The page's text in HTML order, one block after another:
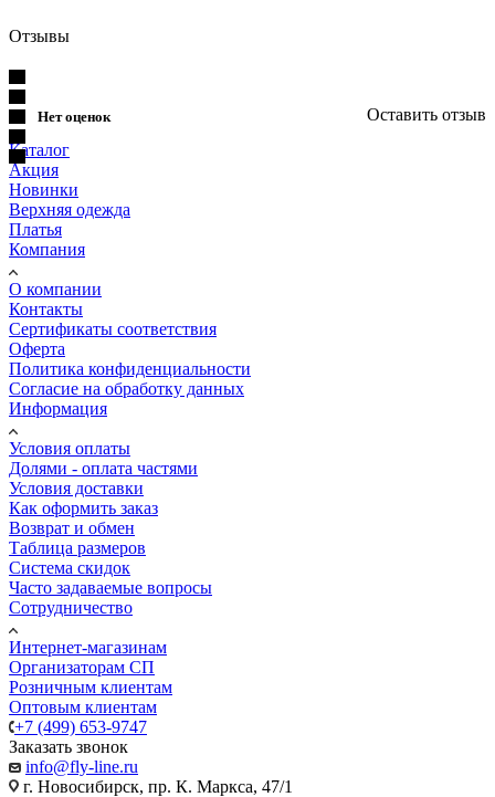
Отзывы
Нет оценок
Оставить отзыв
Каталог
Акция
Новинки
Верхняя одежда
Платья
Компания
О компании
Контакты
Сертификаты соответствия
Оферта
Политика конфиденциальности
Согласие на обработку данных
Информация
Условия оплаты
Долями - оплата частями
Условия доставки
Как оформить заказ
Возврат и обмен
Таблица размеров
Система скидок
Часто задаваемые вопросы
Сотрудничество
Интернет-магазинам
Организаторам СП
Розничным клиентам
Оптовым клиентам
+7 (499) 653-9747
Заказать звонок
info@fly-line.ru
г. Новосибирск, пр. К. Маркса, 47/1